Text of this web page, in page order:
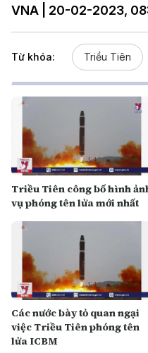
VNA | 20-02-2023,
Từ khóa: Triều Tiên
Triều Tiên công bố hình
vụ phóng tên lửa mới nhất
Các nước bày tỏ quan ngại
việc Triều Tiên phóng tên
lửa ICBM